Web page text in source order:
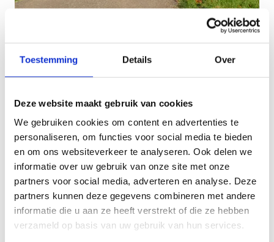
Toestemming Details Over
Deze website maakt gebruik van cookies
We gebruiken cookies om content en advertenties te
personaliseren, om functies voor social media te bieden
en om ons websiteverkeer te analyseren. Ook delen we
informatie over uw gebruik van onze site met onze
partners voor social media, adverteren en analyse. Deze
partners kunnen deze gegevens combineren met andere
informatie die u aan ze heeft verstrekt of die ze hebben
verzameld op basis van uw gebruik van hun services.
Fietstochten
stippelen, waarbij boeiende en verrassende
tussenstops voor het grijpen liggen. Thematische
fietstochten met accent op natuur of op het
oorlogsverleden van de streek? Aan jou de keuze.
Ook de kust ligt op fietsafstand en bereik je via
veilige en verkeersluwe wegen.
Voor het uitstippelen van fietstrajecten zijn de
kaarten “fietsnetwerk Noord” (richting Oostende,
Nieuwpoort, Veurne, …) en “fietsnetwerk Zuid”